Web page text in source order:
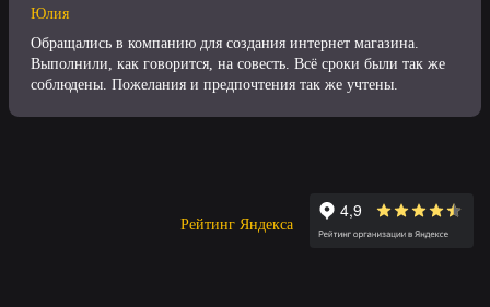
Юлия
Обращались в компанию для создания интернет магазина.
Выполнили, как говорится, на совесть. Всё сроки были так же
соблюдены. Пожелания и предпочтения так же учтены.
Рейтинг Яндекса